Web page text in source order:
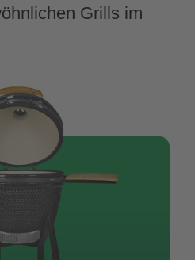
Grills im